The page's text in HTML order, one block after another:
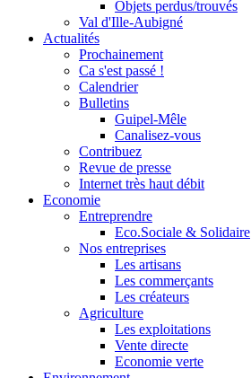
Objets perdus/trouvés
Val d'Ille-Aubigné
Actualités
Prochainement
Ca s'est passé !
Calendrier
Bulletins
Guipel-Mêle
Canalisez-vous
Contribuez
Revue de presse
Internet très haut débit
Economie
Entreprendre
Eco.Sociale & Solidaire
Nos entreprises
Les artisans
Les commerçants
Les créateurs
Agriculture
Les exploitations
Vente directe
Economie verte